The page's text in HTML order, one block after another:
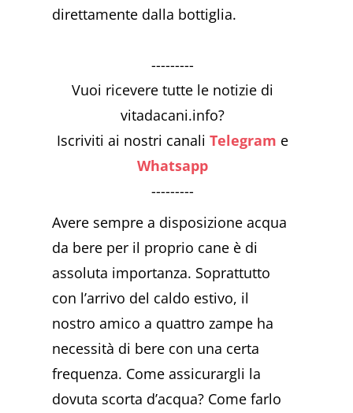
direttamente dalla bottiglia.
---------
Vuoi ricevere tutte le notizie di
vitadacani.info?
Iscriviti ai nostri canaliTelegram e
Whatsapp
---------
Avere sempre a disposizione acqua
da bere per il proprio cane è di
assoluta importanza. Soprattutto
con l’arrivo del caldo estivo, il
nostro amico a quattro zampe ha
necessità di bere con una certa
frequenza. Come assicurargli la
dovuta scorta d’acqua? Come farlo